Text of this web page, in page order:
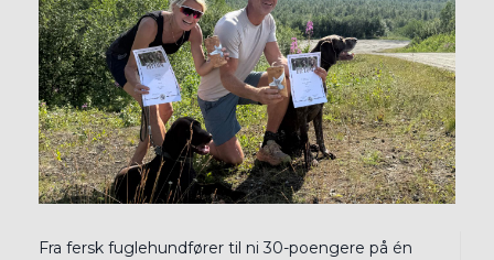
Fra fersk fuglehundfører til ni 30-poengere på én